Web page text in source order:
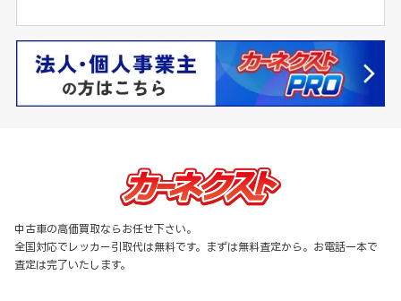
中古車の高価買取ならお任せ下さい。
全国対応でレッカー引取代は無料です。まずは無料査定から。お電話一本で
査定は完了いたします。